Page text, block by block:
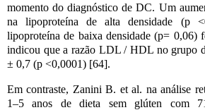
momento do diagnóstico de DC. Um
na lipoproteína de alta densidade (p
lipoproteína de baixa densidade (p= 0,06)
indicou que a razão LDL / HDL no grupo
± 0,7 (p <0,0001) [64].
Em contraste, Zanini B. et al. na análise
1–5 anos de dieta sem glúten com